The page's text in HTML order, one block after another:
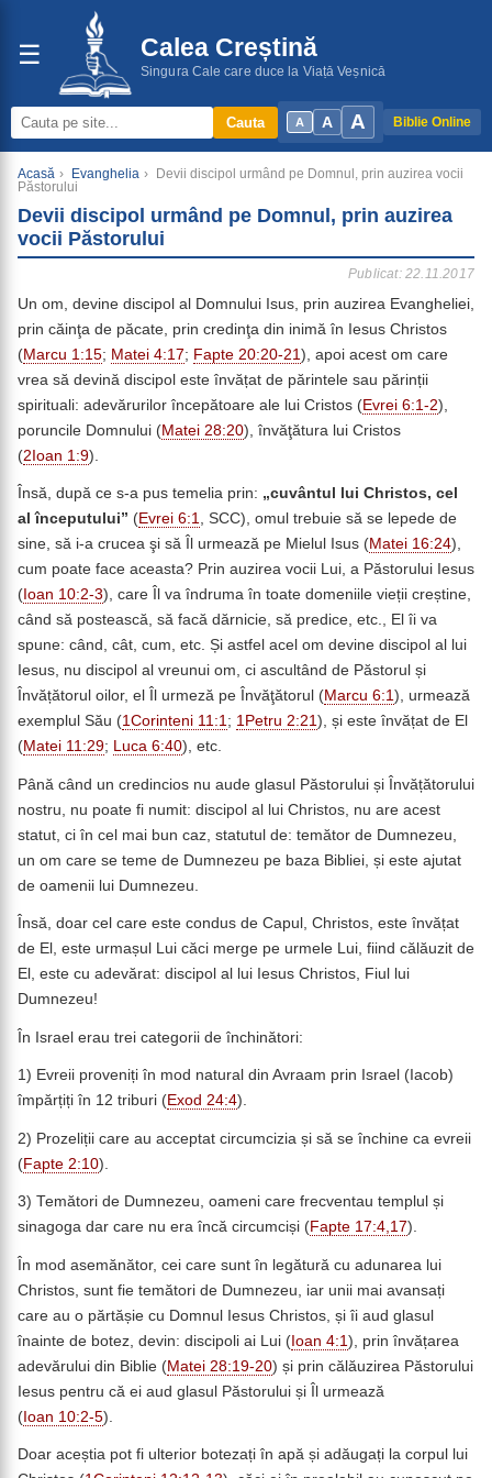
☰ Calea Creștină
Singura Cale care duce la Viață Veșnică
A A A Biblie Online
Cauta
Acasă › Evanghelia ›
Devii discipol urmând pe Domnul, prin auzirea vocii
Păstorului
Devii discipol urmând pe Domnul, prin auzirea
vocii Păstorului
Publicat: 22.11.2017
Un om, devine discipol al Domnului Isus, prin auzirea Evangheliei,
prin căinţa de păcate, prin credinţa din inimă în Iesus Christos
(Marcu 1:15; Matei 4:17; Fapte 20:20-21), apoi acest om care
vrea să devină discipol este învățat de părintele sau părinții
spirituali: adevărurilor începătoare ale lui Cristos (Evrei 6:1-2),
poruncile Domnului (Matei 28:20), învăţătura lui Cristos
(2Ioan 1:9).
Însă, după ce s-a pus temelia prin: „cuvântul
lui Christos, cel
al începutului” (Evrei 6:1, SCC), omul trebuie să se lepede de
sine, să i-a crucea şi să Îl urmează pe Mielul Isus (Matei 16:24),
cum poate face aceasta? Prin auzirea vocii Lui, a Păstorului Iesus
( Ioan 10:2-3), care Îl va îndruma în toate domeniile vieții creștine,
când să postească, să facă dărnicie, să predice, etc., El îi va
spune: când, cât, cum, etc. Și astfel acel om devine discipol al lui
Iesus, nu discipol al vreunui om, ci ascultând de Păstorul și
Învățătorul oilor, el Îl urmeză pe Învăţătorul (Marcu 6:1), urmează
exemplul Său (1Corinteni 11:1; 1Petru 2:21), și este învățat de El
(Matei 11:29; Luca 6:40), etc.
Până când un credincios nu aude glasul Păstorului și Învățătorului
nostru, nu poate fi numit: discipol al lui Christos, nu are acest
statut, ci în cel mai bun caz, statutul de: temător de Dumnezeu,
un om care se teme de Dumnezeu pe baza Bibliei, și este ajutat
de oamenii lui Dumnezeu.
Însă, doar cel care este condus de Capul, Christos, este învățat
de El, este urmașul Lui căci merge pe urmele Lui, fiind călăuzit de
El, este cu adevărat: discipol al lui Iesus Christos, Fiul lui
Dumnezeu!
În Israel erau trei categorii de închinători:
1) Evreii proveniți în mod natural din Avraam prin Israel (Iacob)
împărțiți în 12 triburi (Exod 24:4).
2) Prozeliții care au acceptat circumcizia și să se închine ca evreii
(Fapte 2:10).
3) Temători de Dumnezeu, oameni care frecventau templul și
sinagoga dar care nu era încă circumciși (Fapte 17:4,17).
În mod asemănător, cei care sunt în legătură cu adunarea lui
Christos, sunt fie temători de Dumnezeu, iar unii mai avansați
care au o părtășie cu Domnul Iesus Christos, și îi aud glasul
înainte de botez, devin: discipoli ai Lui ( Ioan 4:1 ), prin învățarea
adevărului din Biblie (Matei 28:19-20) și prin călăuzirea Păstorului
Iesus pentru că ei aud glasul Păstorului și Îl urmează
( Ioan 10:2-5).
Doar aceștia pot fi ulterior botezați în apă și adăugați la corpul lui